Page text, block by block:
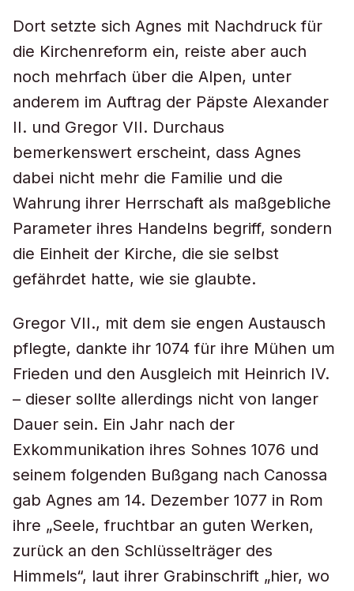
Dort setzte sich Agnes mit Nachdruck für
die Kirchenreform ein, reiste aber auch
noch mehrfach über die Alpen, unter
anderem im Auftrag der Päpste Alexander
II. und Gregor VII. Durchaus
bemerkenswert erscheint, dass Agnes
dabei nicht mehr die Familie und die
Wahrung ihrer Herrschaft als maßgebliche
Parameter ihres Handelns begriff, sondern
die Einheit der Kirche, die sie selbst
gefährdet hatte, wie sie glaubte.
Gregor VII., mit dem sie engen Austausch
pflegte, dankte ihr 1074 für ihre Mühen um
Frieden und den Ausgleich mit Heinrich IV.
– dieser sollte allerdings nicht von langer
Dauer sein. Ein Jahr nach der
Exkommunikation ihres Sohnes 1076 und
seinem folgenden Bußgang nach Canossa
gab Agnes am 14. Dezember 1077 in Rom
ihre „Seele, fruchtbar an guten Werken,
zurück an den Schlüsselträger des
Himmels“, laut ihrer Grabinschrift „hier, wo